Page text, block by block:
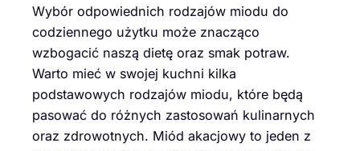
Wybór odpowiednich rodzajów miodu do
codziennego użytku może znacząco
wzbogacić naszą dietę oraz smak potraw.
Warto mieć w swojej kuchni kilka
podstawowych rodzajów miodu, które będą
pasować do różnych zastosowań kulinarnych
oraz zdrowotnych. Miód akacjowy to jeden z